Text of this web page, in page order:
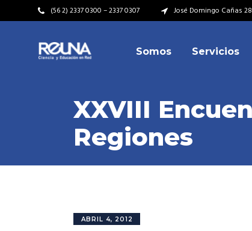
(56 2) 2337 0300 – 2337 0307 José Domingo Cañas
Somos
Video Institucional
Plan Estratégico
Valores
Servicios
Video Institucional
Misión – Visión
Valores
Cumplimiento Legal
XXVIII
Regiones
ABRIL 4, 2012